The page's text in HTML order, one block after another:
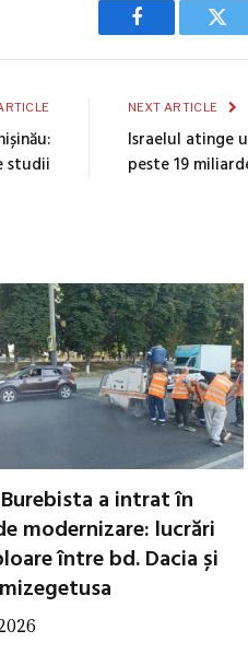
Facebook
studii
NEXT ARTICLE
Israelul atinge
peste 19
a intrat în
modernizare: lucrări
între bd. Dacia și